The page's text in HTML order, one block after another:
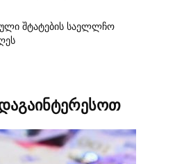
შტატების საელლჩო